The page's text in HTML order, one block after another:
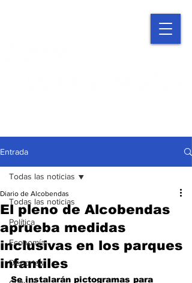
Entrada
Todas las noticias
Política
Economía
Deportes
Todas las noticias
El pleno de Alcobendas
aprueba medidas
inclusivas en los parques
infantiles
Diario de Alcobendas
Se instalarán pictogramas para